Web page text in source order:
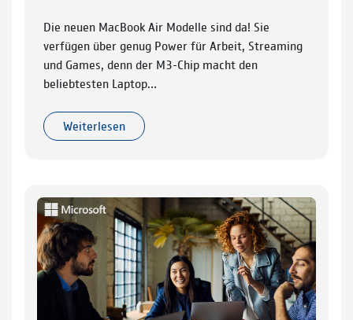
Die neuen MacBook Air Modelle sind da! Sie
verfügen über genug Power für Arbeit, Streaming
und Games, denn der M3-Chip macht den
beliebtesten Laptop…
Weiterlesen